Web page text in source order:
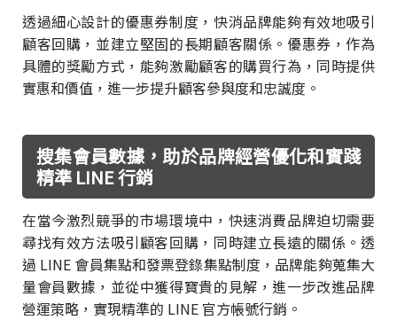
透過細心設計的優惠券制度，快消品牌能夠有效地吸引
顧客回購，並建立堅固的長期顧客關係。優惠券，作為
具體的獎勵方式，能夠激勵顧客的購買行為，同時提供
實惠和價值，進一步提升顧客參與度和忠誠度。
搜集會員數據，助於品牌經營優化和實踐
精準 LINE 行銷
在當今激烈競爭的市場環境中，快速消費品牌迫切需要
尋找有效方法吸引顧客回購，同時建立長遠的關係。透
過 LINE 會員集點和發票登錄集點制度，品牌能夠蒐集大
量會員數據，並從中獲得寶貴的見解，進一步改進品牌
營運策略，實現精準的 LINE 官方帳號行銷。